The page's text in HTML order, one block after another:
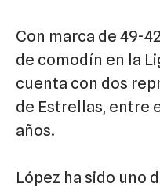
Con marca de 49-
de comodín en la
cuenta con dos
de Estrellas, entre
años.
López ha sido uno